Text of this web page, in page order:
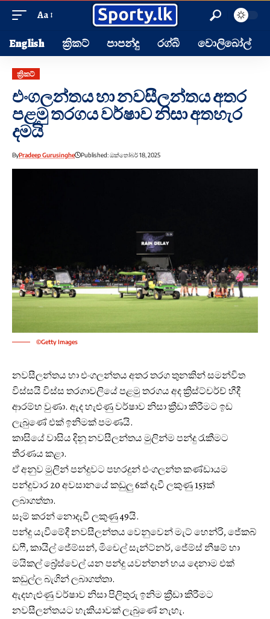
Aa
English ක්‍රිකට් පාපන්දු රග්බි වොලිබෝල්
ක්‍රිකට්
එංගලන්තය හා නවසීලන්තය අතර
පළමු තරගය වර්ෂාව නිසා අතහැර
දමයි
ByPradeep Gurusinghe Published: ඔක්තෝබර් 18, 2025
©Getty Images
නවසීලන්තය හා එංගලන්තය අතර තරග තුනකින් සමන්විත
විස්සයි විස්ස තරගාවලියේ පළමු තරගය අද ක්‍රිස්ට්චර්ච් හීදී
ආරම්භ වුණා. ඇද හැළුණු වර්ෂාව නිසා ක්‍රීඩා කිරීමට ඉඩ
ලැබුණේ එක් ඉනිමක් පමණයි.
කාසියේ වාසිය දිනූ නවසීලන්තය මුලින්ම පන්දු රැකීමට
තීරණය කළා.
ඒ අනුව මුලින් පන්දුවට පහරදුන් එංගලන්ත කණ්ඩායම
පන්දුවාර 20 අවසානයේ කඩුලු 6ක් දැවී ලකුණු 153ක්
ලබාගත්තා.
සෑම් කරන් නොදැවී ලකුණු 49යි.
පන්දු යැවීමේදී නවසීලන්තය වෙනුවෙන් මැට් හෙන්රි, ජේකබ්
ඩෆී, කායිල් ජේම්සන්, මිචෙල් සැන්ට්නර්, ජේම්ස් නීෂම් හා
මයිකල් බ්‍රේස්වෙල් යන පන්දු යවන්නන් හය දෙනාම එක්
කඩුල්ල බැගින් ලබාගත්තා.
ඇදහැළුණු වර්ෂාව නිසා පිලිතුරු ඉනිම ක්‍රීඩා කිරීමට
නවසීලන්තයට හැකියාවක් ලැබුණේ නැහැ.